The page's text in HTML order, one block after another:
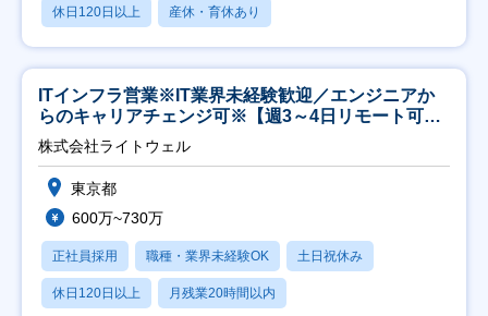
休日120日以上 産休・育休あり
ITインフラ営業※IT業界未経験歓迎／エンジニアか
らのキャリアチェンジ可※【週3～4日リモート可
能】
株式会社ライトウェル
東京都
600万~730万
正社員採用 職種・業界未経験OK 土日祝休み
休日120日以上 月残業20時間以内